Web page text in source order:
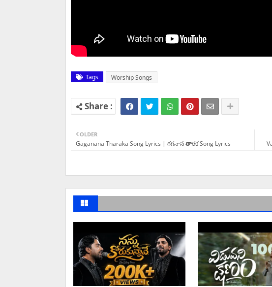
Tags Worship Songs
OLDER
Gaganana Tharaka Song Lyrics | గగనాన తారక Song Lyrics